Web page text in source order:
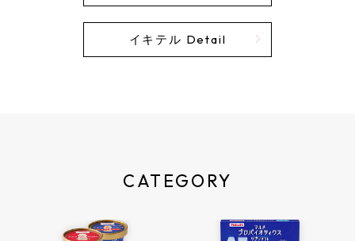
イキテル Detail
CATEGORY